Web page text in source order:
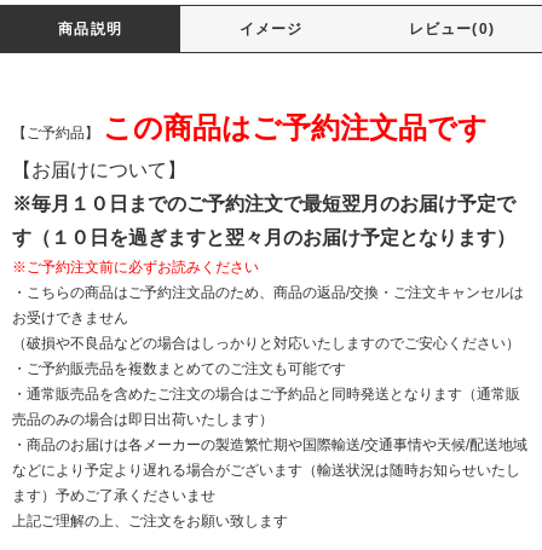
商品説明 イメージ レビュー(0)
【ご予約品】 この商品はご予約注文品です
【お届けについて】
※毎月１０日までのご予約注文で最短翌月のお届け予定で
す（１０日を過ぎますと翌々月のお届け予定となります）
※ご予約注文前に必ずお読みください
・こちらの商品はご予約注文品のため、商品の返品/交換・ご注文キャンセルは
お受けできません
（破損や不良品などの場合はしっかりと対応いたしますのでご安心ください）
・ご予約販売品を複数まとめてのご注文も可能です
・通常販売品を含めたご注文の場合はご予約品と同時発送となります（通常販
売品のみの場合は即日出荷いたします）
・商品のお届けは各メーカーの製造繁忙期や国際輸送/交通事情や天候/配送地域
などにより予定より遅れる場合がございます（輸送状況は随時お知らせいたし
ます）予めご了承くださいませ
上記ご理解の上、ご注文をお願い致します